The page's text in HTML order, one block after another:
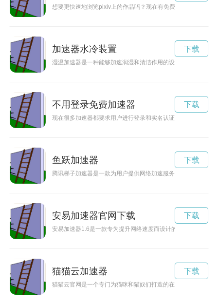
想要更快速地浏览pixiv上的作品吗？现在有免费的pixiv加速器
加速器水冷装置
湿温加速器是一种能够加速润湿和清洁作用的设备，在清洁过
下载
不用登录免费加速器
现在很多加速器都要求用户进行登录和实名认证，给用户带来
下载
鱼跃加速器
腾讯梯子加速器是一款为用户提供网络加速服务的产品，能够
下载
安易加速器官网下载
安易加速器1.6是一款专为提升网络速度而设计的加速器软件，
下载
猫猫云加速器
猫猫云官网是一个专门为猫咪和猫奴们打造的在线平台，汇集
下载